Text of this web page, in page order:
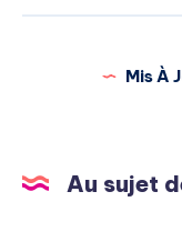
Mis À
Au sujet